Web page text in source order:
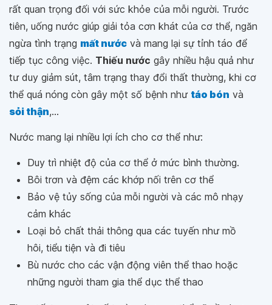
rất quan trọng đối với sức khỏe của mỗi người. Trước
tiên, uống nước giúp giải tỏa cơn khát của cơ thể, ngăn
ngừa tình trạng mất nước và mang lại sự tỉnh táo để
tiếp tục công việc. Thiếu nước gây nhiều hậu quả như
tư duy giảm sút, tâm trạng thay đổi thất thường, khi cơ
thể quá nóng còn gây một số bệnh như táo bón và
sỏi thận,...
Nước mang lại nhiều lợi ích cho cơ thể như:
Duy trì nhiệt độ của cơ thể ở mức bình thường.
Bôi trơn và đệm các khớp nối trên cơ thể
Bảo vệ tủy sống của mỗi người và các mô nhạy
cảm khác
Loại bỏ chất thải thông qua các tuyến như mồ
hôi, tiểu tiện và đi tiêu
Bù nước cho các vận động viên thể thao hoặc
những người tham gia thể dục thể thao